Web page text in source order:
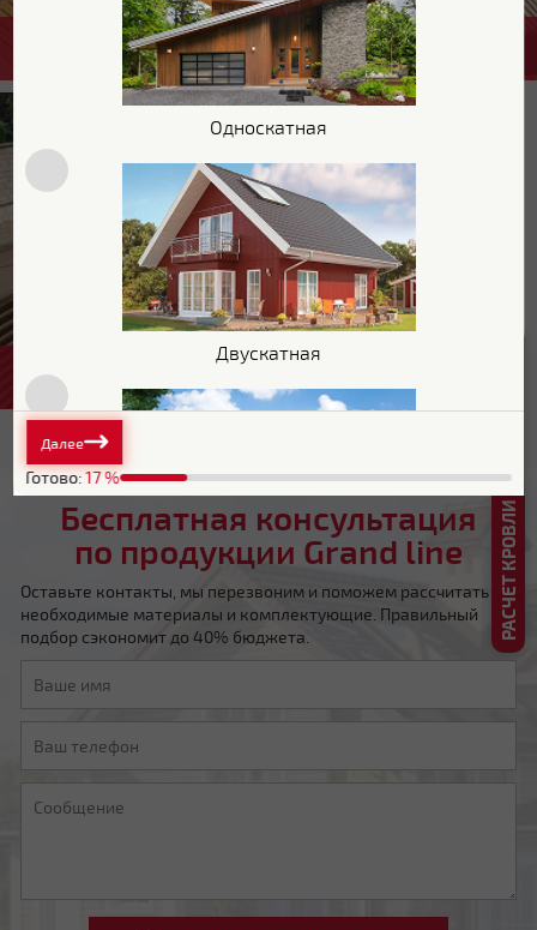
ФАСАД
ЗАБОР
Бесплатная консультация
по продукции Grand line
Оставьте контакты, мы перезвоним и поможем рассчитать
необходимые материалы и комплектующие. Правильный
подбор сэкономит до 40% бюджета.
РАСЧЕТ КРОВЛИ + СКИДКА ДО 20%
Односкатная
Двускатная
Готово:17%
Далее